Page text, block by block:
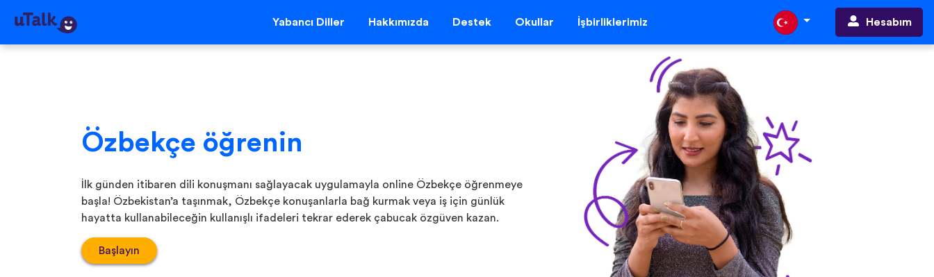
Yabancı Diller Hakkımızda Destek Okullar İşbirliklerimiz Hesabım
Özbekçe öğrenin
İlk günden itibaren dili konuşmanı sağlayacak uygulamayla online Özbekçe öğrenmeye
başla! Özbekistan’a taşınmak, Özbekçe konuşanlarla bağ kurmak veya iş için günlük
hayatta kullanabileceğin kullanışlı ifadeleri tekrar ederek çabucak özgüven kazan.
Başlayın